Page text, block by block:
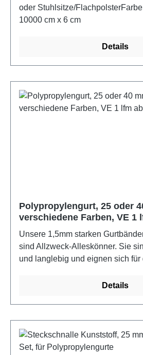
oder Stuhlsitze/
10000 cm x 6 cm
Details
Polypropylengurt, 25 oder
verschiedene Farben, VE 1
75m
Unsere 1,5mm starken
sind Allzweck-Alleskönner. Sie
und langlebig und eignen sich
Sportartikeln sowie für technische
Details